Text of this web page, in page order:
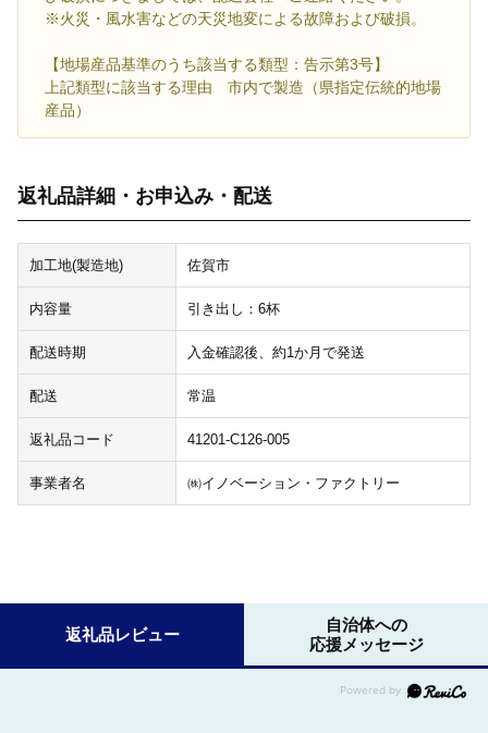
※火災・風水害などの天災地変による故障および破損。
【地場産品基準のうち該当する類型：告示第3号】
上記類型に該当する理由 市内で製造（県指定伝統的地場
産品）
返礼品詳細・お申込み・配送
加工地(製造地) 佐賀市
内容量 引き出し：6杯
配送時期 入金確認後、約1か月で発送
配送 常温
返礼品コード 41201-C126-005
事業者名 ㈱イノベーション・ファクトリー
返礼品レビュー
自治体への
応援メッセージ